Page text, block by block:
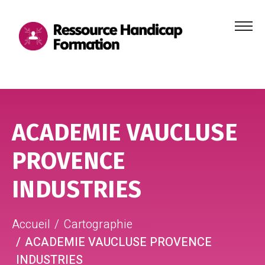
Menu
ACADEMIE VAUCLUSE
PROVENCE
INDUSTRIES
Accueil
Cartographie
ACADEMIE VAUCLUSE PROVENCE
INDUSTRIES